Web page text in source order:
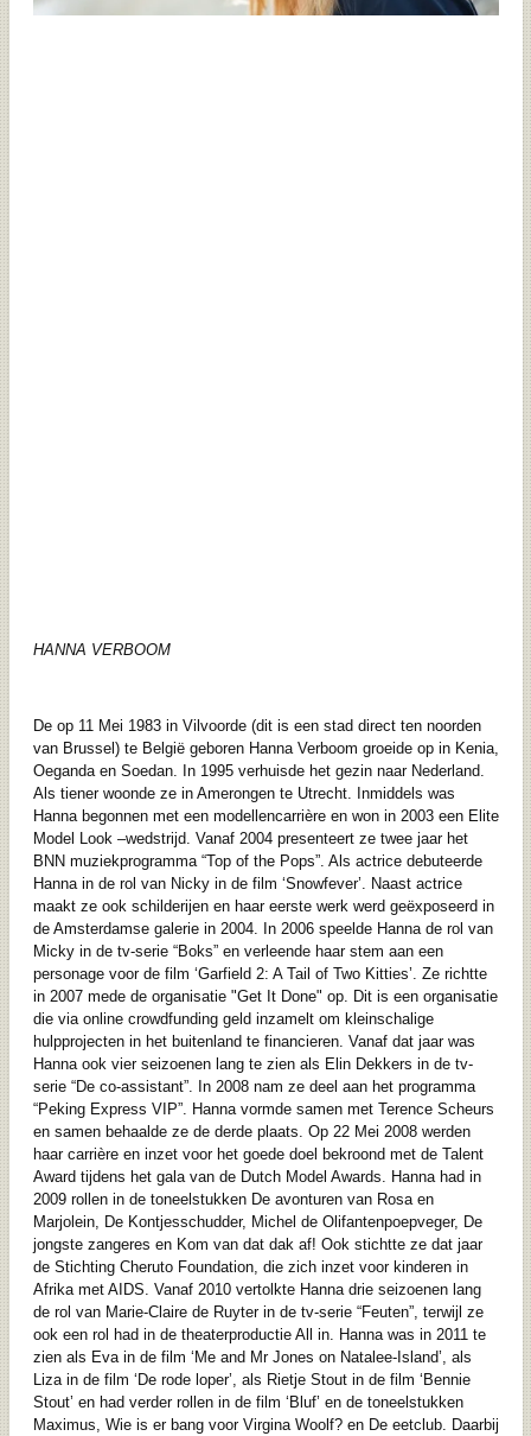
HANNA VERBOOM
De op 11 Mei 1983 in Vilvoorde (dit is een stad direct ten noorden
van Brussel) te België geboren Hanna Verboom groeide op in Kenia,
Oeganda en Soedan. In 1995 verhuisde het gezin naar Nederland.
Als tiener woonde ze in Amerongen te Utrecht. Inmiddels was
Hanna begonnen met een modellencarrière en won in 2003 een Elite
Model Look –wedstrijd. Vanaf 2004 presenteert ze twee jaar het
BNN muziekprogramma “Top of the Pops”. Als actrice debuteerde
Hanna in de rol van Nicky in de film ‘Snowfever’. Naast actrice
maakt ze ook schilderijen en haar eerste werk werd geëxposeerd in
de Amsterdamse galerie in 2004. In 2006 speelde Hanna de rol van
Micky in de tv-serie “Boks” en verleende haar stem aan een
personage voor de film ‘Garfield 2: A Tail of Two Kitties’. Ze richtte
in 2007 mede de organisatie "Get It Done" op. Dit is een organisatie
die via online crowdfunding geld inzamelt om kleinschalige
hulpprojecten in het buitenland te financieren. Vanaf dat jaar was
Hanna ook vier seizoenen lang te zien als Elin Dekkers in de tv-
serie “De co-assistant”. In 2008 nam ze deel aan het programma
“Peking Express VIP”. Hanna vormde samen met Terence Scheurs
en samen behaalde ze de derde plaats. Op 22 Mei 2008 werden
haar carrière en inzet voor het goede doel bekroond met de Talent
Award tijdens het gala van de Dutch Model Awards. Hanna had in
2009 rollen in de toneelstukken De avonturen van Rosa en
Marjolein, De Kontjesschudder, Michel de Olifantenpoepveger, De
jongste zangeres en Kom van dat dak af! Ook stichtte ze dat jaar
de Stichting Cheruto Foundation, die zich inzet voor kinderen in
Afrika met AIDS. Vanaf 2010 vertolkte Hanna drie seizoenen lang
de rol van Marie-Claire de Ruyter in de tv-serie “Feuten”, terwijl ze
ook een rol had in de theaterproductie All in. Hanna was in 2011 te
zien als Eva in de film ‘Me and Mr Jones on Natalee-Island’, als
Liza in de film ‘De rode loper’, als Rietje Stout in de film ‘Bennie
Stout’ en had verder rollen in de film ‘Bluf’ en de toneelstukken
Maximus, Wie is er bang voor Virgina Woolf? en De eetclub. Daarbij